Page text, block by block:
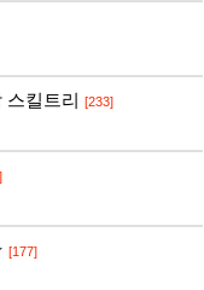
스킬트리 [233]
[177]